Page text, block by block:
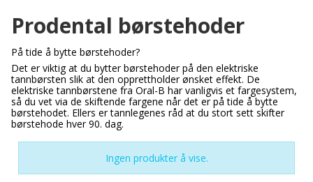
Prodental børstehoder
På tide å bytte børstehoder?
Det er viktig at du bytter børstehoder på den elektriske
tannbørsten slik at den opprettholder ønsket effekt. De
elektriske tannbørstene fra Oral-B har vanligvis et fargesystem,
så du vet via de skiftende fargene når det er på tide å bytte
børstehodet. Ellers er tannlegenes råd at du stort sett skifter
børstehode hver 90. dag.
Ingen produkter å vise.